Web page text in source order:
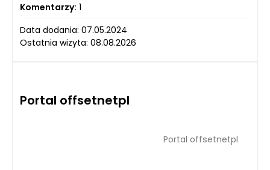
Komentarzy: 1
Data dodania: 07.05.2024
Ostatnia wizyta: 08.08.2026
Portal offsetnetpl
Portal offsetnetpl